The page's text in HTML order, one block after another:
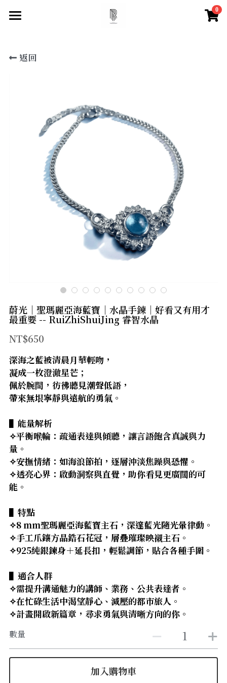
0
尋找你的祝福
所有商品分類
【項鍊】
【手鍊款】
【眉心輪 頂輪】
【喉輪】
【太陽神經叢】
【海底輪】
【新品上市】
【防禦類水晶】
【療癒類水晶】
【財富類水晶】
【人緣類水晶】
【8-10mm 珠徑】
【11-13mm 珠徑】
天然水晶特性
水晶必備知識
脈輪測試
登錄/
搜索
官方LINE
返回
蔚光｜聖瑪麗亞海藍寶｜水晶手鍊｜好看又有用才
最重要 -- RuiZhiShuiJing 睿智水晶
NT$650
深海之藍被清晨月華輕吻，
凝成一枚澄澈星芒；
佩於腕間，彷彿聽見潮聲低語，
帶來無垠寧靜與遠航的勇氣。
▌能量解析
✧平衡喉輪：疏通表達與傾聽，讓言語飽含真誠與力
量。
✧安撫情緒：如海浪節拍，逐層沖淡焦躁與恐懼。
✧透亮心界：啟動洞察與直覺，助你看見更廣闊的可
能。
▌特點
✧8 mm聖瑪麗亞海藍寶主石，深邃藍光隨光暈律動。
✧手工爪鑲方晶鋯石花冠，層疊璀璨映襯主石。
✧925純銀鍊身＋延長扣，輕鬆調節，貼合各種手圍。
▌適合人群
✧需提升溝通魅力的講師、業務、公共表達者。
✧在忙碌生活中渴望靜心、減壓的都市旅人。
✧計畫開啟新篇章，尋求勇氣與清晰方向的你。
數量
加入購物車
×
商品分類
所有商品分類
×
部落格分類
所有博客分類